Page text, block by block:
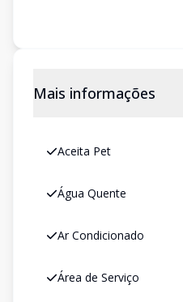
Mais informações
Aceita Pet
Água Quente
Ar Condicionado
Área de Serviço